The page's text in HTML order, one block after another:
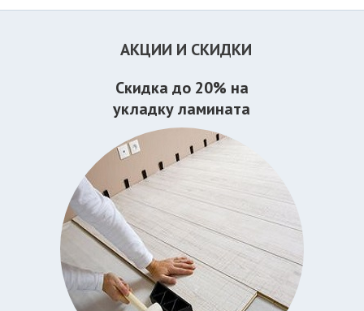
АКЦИИ И СКИДКИ
Скидка до 20% на
укладку ламината